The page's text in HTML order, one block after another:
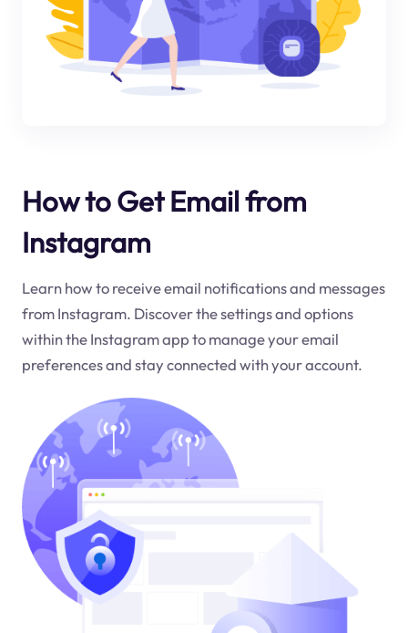
How to Get Email from
Instagram
Learn how to receive email notifications and messages
from Instagram. Discover the settings and options
within the Instagram app to manage your email
preferences and stay connected with your account.